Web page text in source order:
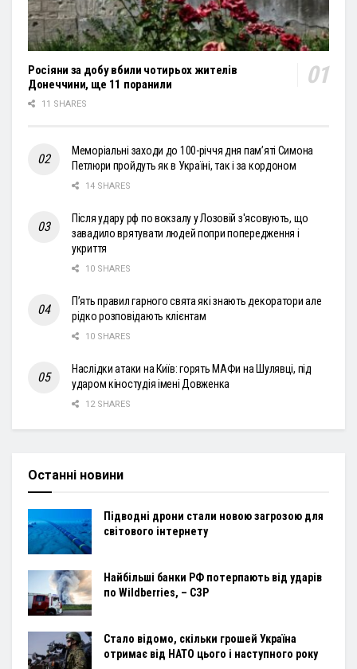
Росіяни за добу вбили чотирьох жителів
Донеччини, ще 11 поранили
11 SHARES
Меморіальні заходи до 100-річчя дня пам’яті Симона
Петлюри пройдуть як в Україні, так і за кордоном
14 SHARES
Після удару рф по вокзалу у Лозовій з'ясовують, що
завадило врятувати людей попри попередження і
укриття
10 SHARES
П’ять правил гарного свята які знають декоратори але
рідко розповідають клієнтам
10 SHARES
Наслідки атаки на Київ: горять МАФи на Шулявці, під
ударом кіностудія імені Довженка
12 SHARES
Останні новини
Підводні дрони стали новою загрозою для
світового інтернету
Найбільші банки РФ потерпають від ударів
по Wildberries, – СЗР
Стало відомо, скільки грошей Україна
отримає від НАТО цього і наступного року